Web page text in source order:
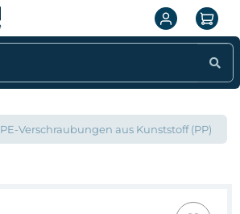
PE-Verschraubungen aus Kunststoff (PP)